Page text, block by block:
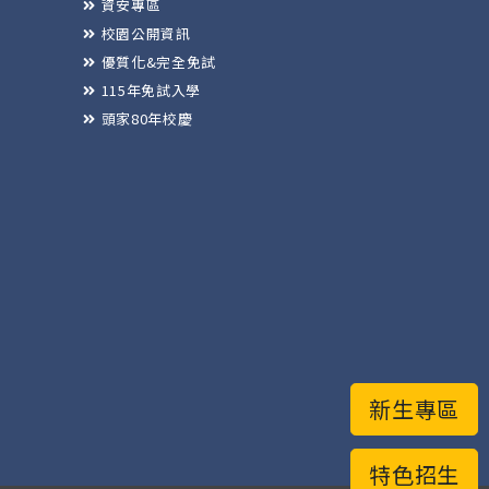
特色招生
新生專區
資安專區
校園公開資訊
優質化&完全免試
115年免試入學
頭家80年校慶